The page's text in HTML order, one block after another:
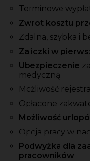
Terminowe
Zwrot kosztu
Zdalna, szybka i
Zaliczki w
Ubezpieczenie
medyczną
Możliwość
Opłacone
Możliwość
Opcja pracy w
Podwyżka dla
pracowników